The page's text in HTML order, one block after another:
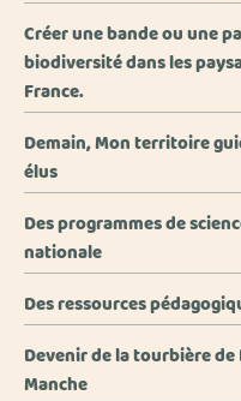
Créer une bande ou une
biodiversité dans les
France.
Demain, Mon territoire guide de l'ADEME à destination des
élus
Des programmes de
nationale
Des ressources
Devenir de la tourbière
Manche